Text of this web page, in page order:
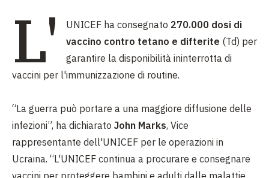
L' UNICEF ha consegnato 270.000 dosi di
vaccino contro tetano e difterite (Td) per
garantire la disponibilità ininterrotta di
vaccini per l'immunizzazione di routine.
“La guerra può portare a una maggiore diffusione delle
infezioni”, ha dichiarato John Marks, Vice
rappresentante dell'UNICEF per le operazioni in
Ucraina. “L'UNICEF continua a procurare e consegnare
vaccini per proteggere bambini e adulti dalle malattie